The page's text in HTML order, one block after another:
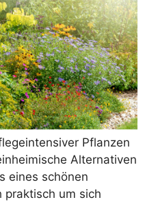
Pflanzen
Alternativen
eines schönen
praktisch um sich